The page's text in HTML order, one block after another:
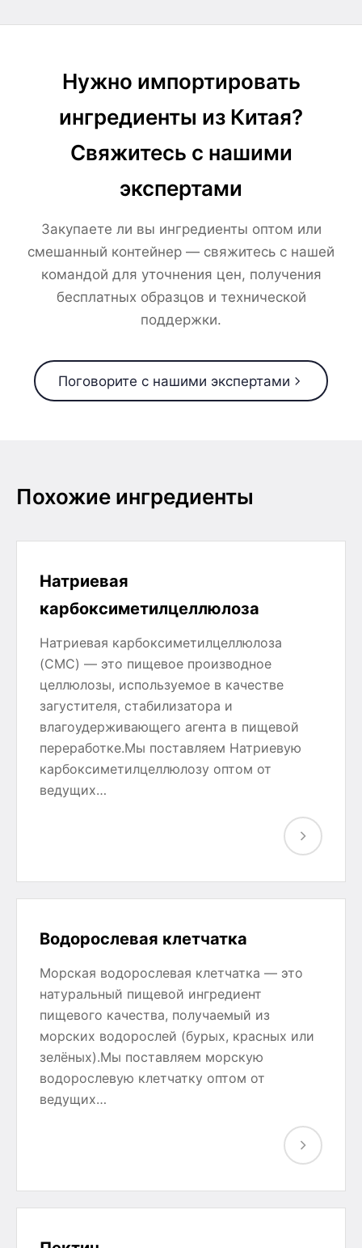
Нужно импортировать
ингредиенты из Китая?
Свяжитесь с нашими
экспертами
Закупаете ли вы ингредиенты оптом или
смешанный контейнер — свяжитесь с нашей
командой для уточнения цен, получения
бесплатных образцов и технической
поддержки.
Поговорите с нашими экспертами
Похожие ингредиенты
Натриевая
карбоксиметилцеллюлоза
Натриевая карбоксиметилцеллюлоза
(CMC) — это пищевое производное
целлюлозы, используемое в качестве
загустителя, стабилизатора и
влагоудерживающего агента в пищевой
переработке.Мы поставляем Натриевую
карбоксиметилцеллюлозу оптом от
ведущих…
Водорослевая клетчатка
Морская водорослевая клетчатка — это
натуральный пищевой ингредиент
пищевого качества, получаемый из
морских водорослей (бурых, красных или
зелёных).Мы поставляем морскую
водорослевую клетчатку оптом от
ведущих…